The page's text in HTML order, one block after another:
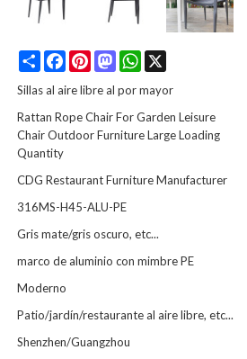
Share FacebookPinterestMastodonWhatsApp
Sillas al aire libre al por mayor
Rattan Rope Chair For Garden Leisure
Chair Outdoor Furniture Large Loading
Quantity
CDG Restaurant Furniture Manufacturer
316MS-H45-ALU-PE
Gris mate/gris oscuro, etc...
marco de aluminio con mimbre PE
Moderno
Patio/jardín/restaurante al aire libre, etc...
Shenzhen/Guangzhou